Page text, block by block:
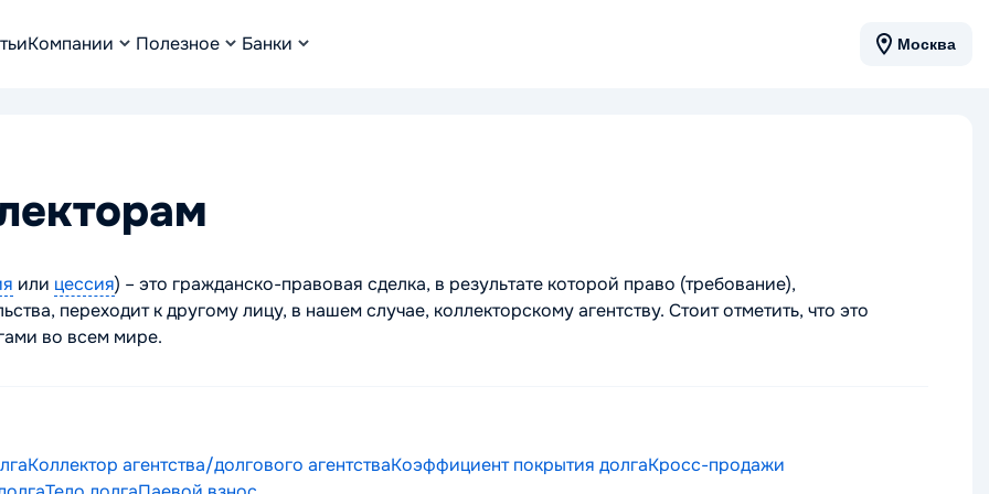
Компании Полезное Банки Москва
или цессия) – это гражданско-правовая сделка, в результате которой право (требование),
переходит к другому лицу, в нашем случае, коллекторскому агентству. Стоит отметить, что это
во всем мире.
Коллектор агентства/долгового агентстваКоэффициент покрытия долгаКросс-продажи